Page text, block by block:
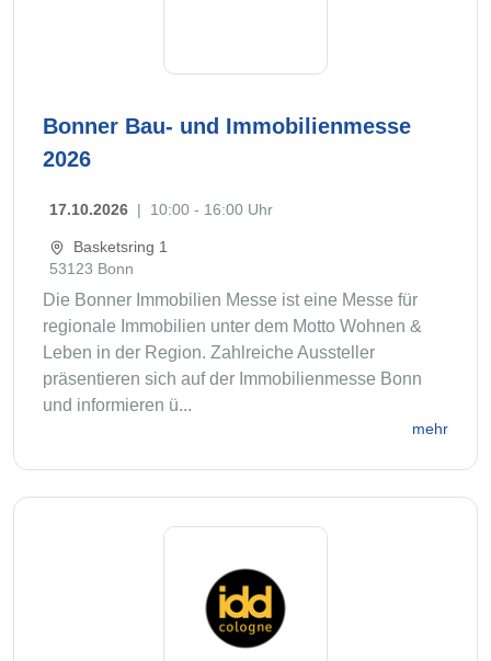
Bonner Bau- und Immobilienmesse
2026
17.10.2026 | 10:00 - 16:00 Uhr
Basketsring 1
53123 Bonn
Die Bonner Immobilien Messe ist eine Messe für
regionale Immobilien unter dem Motto Wohnen &
Leben in der Region. Zahlreiche Aussteller
präsentieren sich auf der Immobilienmesse Bonn
und informieren ü...
mehr